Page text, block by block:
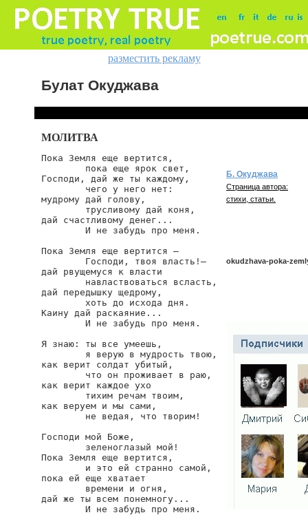
разместить рекламу
Булат Окуджава
МОЛИТВА
Пока Земля еще вертится,
        пока еще ярок свет,
Господи, дай же ты каждому,
        чего у него нет:
мудрому дай голову,
        трусливому дай коня,
дай счастливому денег...
        И не забудь про меня.
Пока Земля еще вертится —
        Господи, твоя власть!—
дай рвущемуся к власти
        навластвоваться всласть,
дай передышку щедрому,
        хоть до исхода дня.
Каину дай раскаяние...
        И не забудь про меня.
Я знаю: ты все умеешь,
        я верую в мудрость твою,
как верит солдат убитый,
        что он проживает в раю,
как верит каждое ухо
        тихим речам твоим,
как веруем и мы сами,
        не ведая, что творим!
Господи мой Боже,
        зеленоглазый мой!
Пока Земля еще вертится,
        и это ей странно самой,
пока ей еще хватает
        времени и огня,
дай же ты всем понемногу...
        И не забудь про меня.
Б. Окуджава
Страница автора:
стихи, статьи.
okudzhava-poka-